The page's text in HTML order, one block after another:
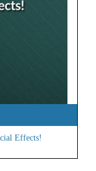
Effects!